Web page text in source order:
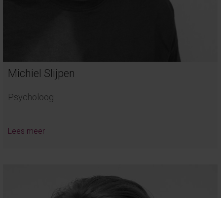
Michiel Slijpen
Psycholoog
Lees meer